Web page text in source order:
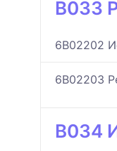
B033
6B02202
6B02203
B034